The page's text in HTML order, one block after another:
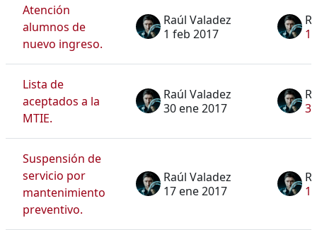
Atención
alumnos de
nuevo ingreso.
Raúl Valadez
1 feb 2017
1
Lista de
aceptados a la
MTIE.
Raúl Valadez
30 ene 2017
Suspensión de
servicio por
mantenimiento
preventivo.
Raúl Valadez
17 ene 2017